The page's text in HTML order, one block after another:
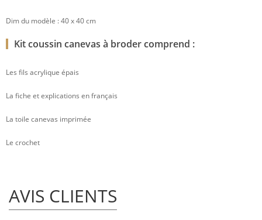
Dim du modèle : 40 x 40 cm
Kit coussin canevas à broder comprend :
Les fils acrylique épais
La fiche et explications en français
La toile canevas imprimée
Le crochet
AVIS CLIENTS